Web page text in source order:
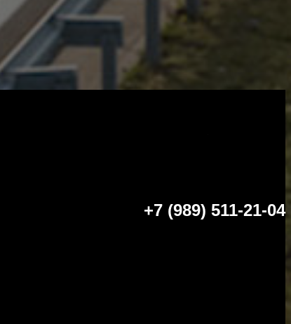
+7 (989) 511-21-04